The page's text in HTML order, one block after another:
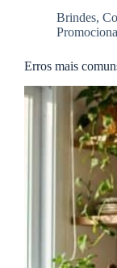
Brindes,
Erros mais